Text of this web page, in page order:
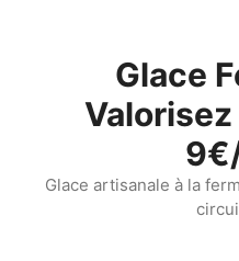
Glace
Glace artisanale à la